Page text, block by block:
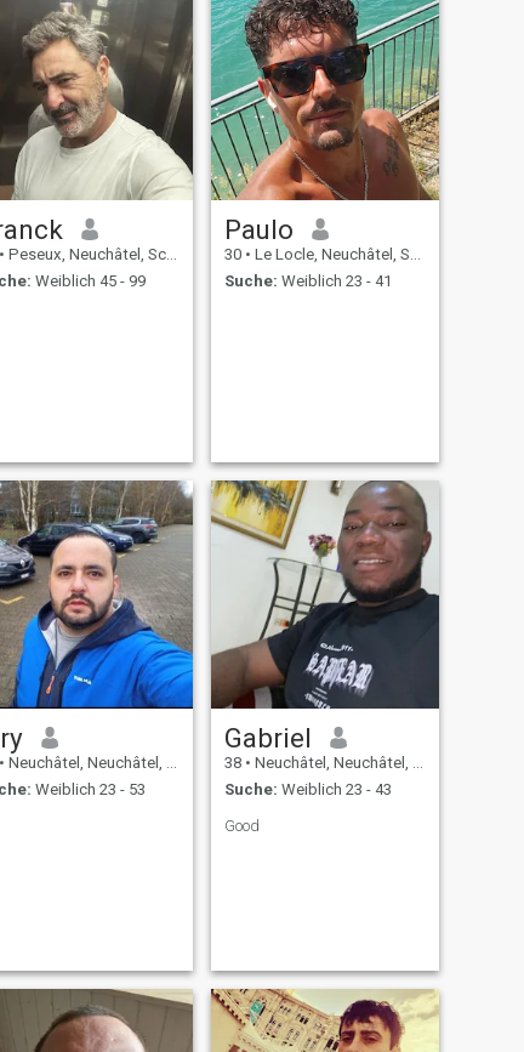
• Peseux, Neuchâtel, Schweiz
Weiblich 45 - 99
Paulo
30 • Le Locle, Neuchâtel, Schweiz
Suche: Weiblich 23 - 41
• Neuchâtel, Neuchâtel, Schweiz
Weiblich 23 - 53
Gabriel
38 • Neuchâtel, Neuchâtel, Schweiz
Suche: Weiblich 23 - 43
Good